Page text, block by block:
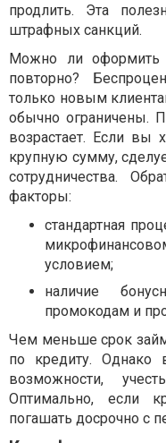
продлить. Эта
штрафных санкций.
Можно ли оформить
повторно?
только новым
обычно ограничены.
возрастает. Если вы
крупную сумму,
сотрудничества.
факторы:
стандартная
условием;
наличие
промокодам и
Чем меньше срок
по кредиту. Однако
возможности,
Оптимально, если
погашать досрочно с